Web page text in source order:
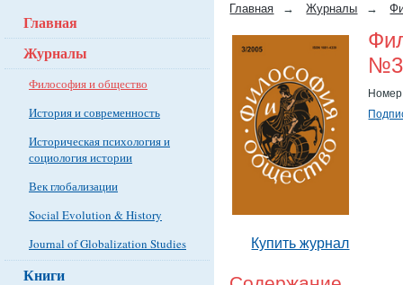
Главная → Журналы →
Купить журнал
Главная
Журналы
Философия и общество
История и современность
Историческая психология и
социология истории
Век глобализации
Social Evolution & History
Journal of Globalization Studies
Книги